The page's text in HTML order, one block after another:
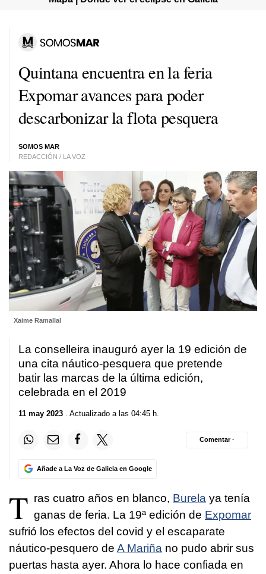
Quintana encuentra en la feria
Expomar avances para poder
descarbonizar la flota pesquera
SOMOS MAR
REDACCIÓN / LA VOZ
Xaime Ramallal
La conselleira inauguró ayer la 19 edición de
una cita náutico-pesquera que pretende
batir las marcas de la última edición,
celebrada en el 2019
11 may 2023 . Actualizado a las 04:45 h.
Añade a La Voz de Galicia en Google
Comentar ·
T ras cuatro años en blanco, Burela ya tenía
ganas de feria. La 19ª edición de Expomar
sufrió los efectos del covid y el escaparate
náutico-pesquero de A Mariña no pudo abrir sus
puertas hasta ayer. Ahora lo hace confiada en